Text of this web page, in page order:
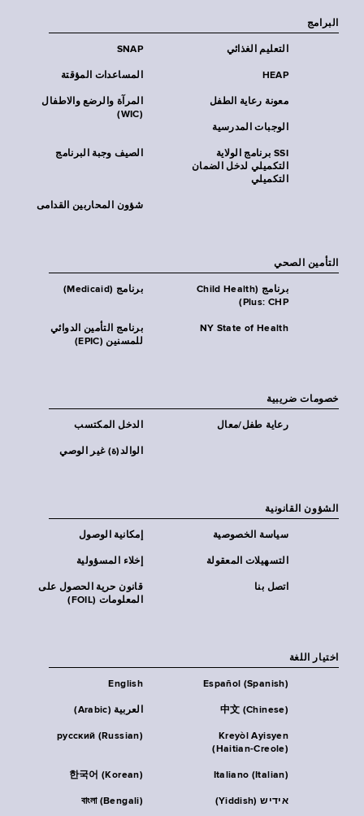
البرامج
SNAP التعليم الغذائي
المساعدات المؤقتة HEAP
المرآة والرضع والاطفال
(WIC)
معونة رعاية الطفل
الوجبات المدرسية
الصيف وجبة البرنامج
SSI برنامج الولاية
التكميلي لدخل الضمان
التكميلي
شؤون المحاربين القدامى
التأمين الصحي
برنامج (Medicaid)
برنامج (Child Health
Plus: CHP)
برنامج التأمين الدوائي
للمسنين (EPIC)
NY State of Health
خصومات ضريبية
الدخل المكتسب رعاية طفل/معال
الوالد(ة) غير الوصي
الشؤون القانونية
إمكانية الوصول سياسة الخصوصية
إخلاء المسؤولية التسهيلات المعقولة
قانون حرية الحصول على
المعلومات (FOIL)
اتصل بنا
اختيار اللغة
English Español (Spanish)
العربية (Arabic) 中文 (Chinese)
русский (Russian)
Kreyòl Ayisyen
(Haitian-Creole)
한국어 (Korean) Italiano (Italian)
বাংলা (Bengali) אידיש (Yiddish)